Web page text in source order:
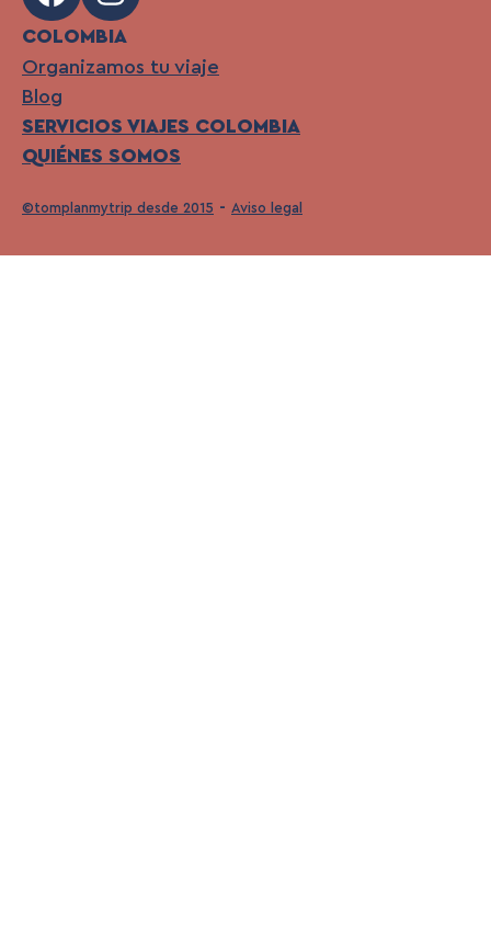
COLOMBIA
Organizamos tu viaje
Blog
SERVICIOS VIAJES COLOMBIA
QUIÉNES SOMOS
©tomplanmytrip desde 2015 Aviso legal